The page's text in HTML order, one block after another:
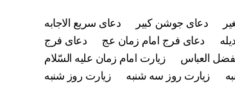
دعای جوشن کبیر
دعای سریع الاجابه
دعای فرج امام زمان عج
دعای فرج
العباس
زیارت امام زمان علیه السّلام
زیارت روز سه شنبه
زیارت روز شنبه